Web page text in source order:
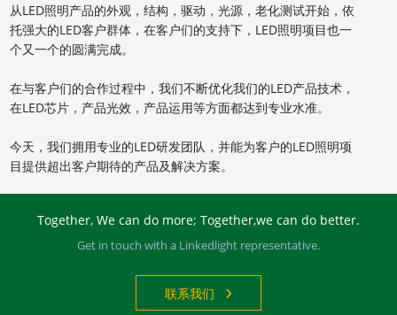
从LED照明产品的外观，结构，驱动，光源，老化测试开始，依
托强大的LED客户群体，在客户们的支持下，LED照明项目也一
个又一个的圆满完成。
在与客户们的合作过程中，我们不断优化我们的LED产品技术，
在LED芯片，产品光效，产品运用等方面都达到专业水准。
今天，我们拥用专业的LED研发团队，并能为客户的LED照明项
目提供超出客户期待的产品及解决方案。
Together, We can do more; Together,we can do better.
Get in touch with a Linkedlight representative.
联系我们